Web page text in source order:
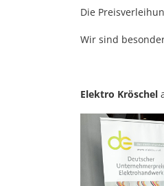
Die
Wir sind
Elektro Kröschel